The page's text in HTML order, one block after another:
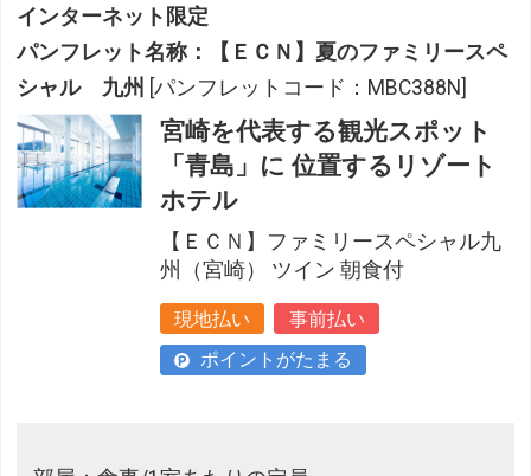
インターネット限定
パンフレット名称：【ＥＣＮ】夏のファミリースペ
シャル 九州 [パンフレットコード：MBC388N]
宮崎を代表する観光スポット
「青島」に 位置するリゾート
ホテル
【ＥＣＮ】ファミリースペシャル九
州（宮崎） ツイン 朝食付
現地払い
事前払い
ポイントがたまる